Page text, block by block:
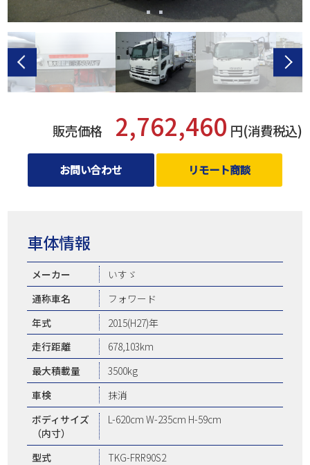
販売価格 2,762,460 円(消費税込)
お問い合わせ リモート商談
車体情報
メーカー
いすゞ
通称車名
フォワード
年式
2015(H27)年
走行距離
678,103km
最大積載量
3500kg
車検
抹消
ボディサイズ
（内寸）
L-620cm W-235cm H-59cm
型式
TKG-FRR90S2